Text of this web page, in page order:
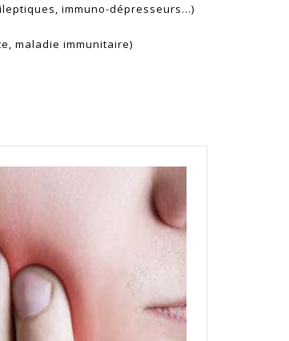
immuno-dépresseurs…)
maladie immunitaire)